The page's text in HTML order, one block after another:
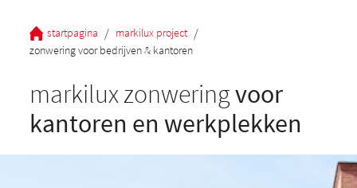
startpagina / markilux project /
zonwering voor bedrijven & kantoren
markilux zonweringvoor
kantoren en werkplekken